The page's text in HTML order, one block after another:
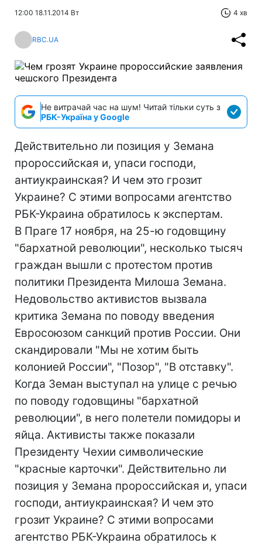
12:00 18.11.2014 Вт 4 хв
RBC.UA
Не витрачай час на шум! Читай тільки суть з
РБК-Україна у Google
Действительно ли позиция у Земана
пророссийская и, упаси господи,
антиукраинская? И чем это грозит
Украине? С этими вопросами агентство
РБК-Украина обратилось к экспертам.
В Праге 17 ноября, на 25-ю годовщину
"бархатной революции", несколько тысяч
граждан вышли с протестом против
политики Президента Милоша Земана.
Недовольство активистов вызвала
критика Земана по поводу введения
Евросоюзом санкций против России. Они
скандировали "Мы не хотим быть
колонией России", "Позор", "В отставку".
Когда Земан выступал на улице с речью
по поводу годовщины "бархатной
революции", в него полетели помидоры и
яйца. Активисты также показали
Президенту Чехии символические
"красные карточки". Действительно ли
позиция у Земана пророссийская и, упаси
господи, антиукраинская? И чем это
грозит Украине? С этими вопросами
агентство РБК-Украина обратилось к